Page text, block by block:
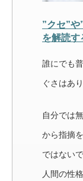
”クセ”
を解読す
誰にでも
ぐさはあ
自分では
から指摘
ではない
人間の性